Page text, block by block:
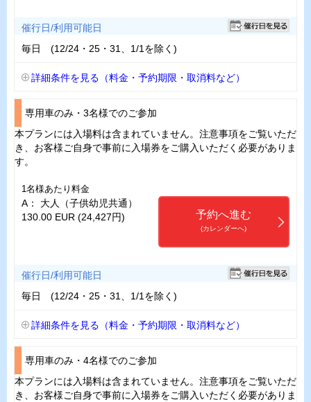
催行日/利用可能日
毎日 (12/24・25・31、1/1を除く)
詳細条件を見る（料金・予約期限・取消料など）
専用車のみ・3名様でのご参加
本プランには入場料は含まれていません。注意事項をご覧いただ
き、お客様ご自身で事前に入場券をご購入いただく必要がありま
す。
1名様あたり料金
A： 大人（子供幼児共通）
130.00 EUR (24,427円)
予約へ進む
(カレンダーへ)
催行日/利用可能日
毎日 (12/24・25・31、1/1を除く)
詳細条件を見る（料金・予約期限・取消料など）
専用車のみ・4名様でのご参加
本プランには入場料は含まれていません。注意事項をご覧いただ
き、お客様ご自身で事前に入場券をご購入いただく必要がありま